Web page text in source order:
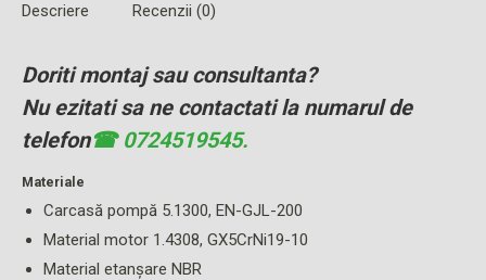
Descriere Recenzii (0)
Doriti montaj sau consultanta?
Nu ezitati sa ne contactati la numarul de
telefon☎ 0724519545.
Materiale
Carcasă pompă 5.1300, EN-GJL-200
Material motor 1.4308, GX5CrNi19-10
Material etanșare NBR